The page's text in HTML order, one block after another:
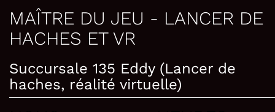
MAÎTRE DU JEU - LANCER DE
HACHES ET VR
Succursale 135 Eddy (Lancer de
haches, réalité virtuelle)